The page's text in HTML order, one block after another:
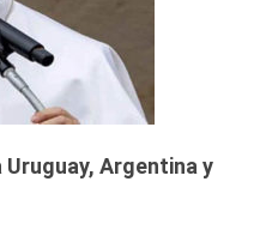
Uruguay, Argentina y